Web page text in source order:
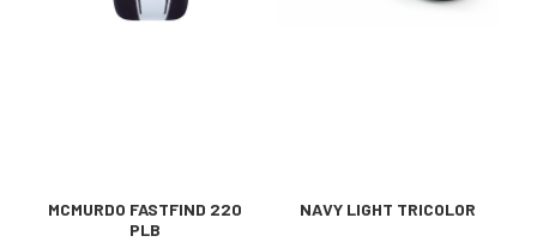
MCMURDO FASTFIND 220
PLB
NAVY LIGHT TRICOLOR